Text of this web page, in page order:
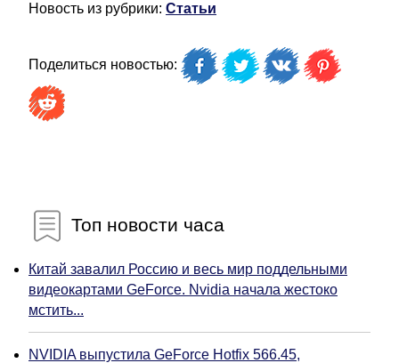
Новость из рубрики: Статьи
Поделиться новостью:
Топ новости часа
Китай завалил Россию и весь мир поддельными
видеокартами GeForce. Nvidia начала жестоко
мстить...
NVIDIA выпустила GeForce Hotfix 566.45,